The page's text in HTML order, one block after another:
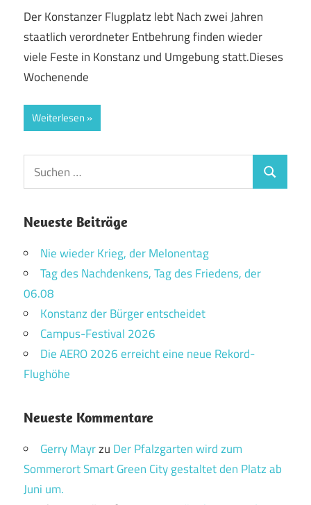
Der Konstanzer Flugplatz lebt Nach zwei Jahren
staatlich verordneter Entbehrung finden wieder
viele Feste in Konstanz und Umgebung statt.Dieses
Wochenende
Weiterlesen
Suchen
nach:
Suchen
Neueste Beiträge
Nie wieder Krieg, der Melonentag
Tag des Nachdenkens, Tag des Friedens, der
06.08
Konstanz der Bürger entscheidet
Campus-Festival 2026
Die AERO 2026 erreicht eine neue Rekord-
Flughöhe
Neueste Kommentare
Gerry Mayrzu Der Pfalzgarten wird zum
Sommerort Smart Green City gestaltet den Platz ab
Juni um.